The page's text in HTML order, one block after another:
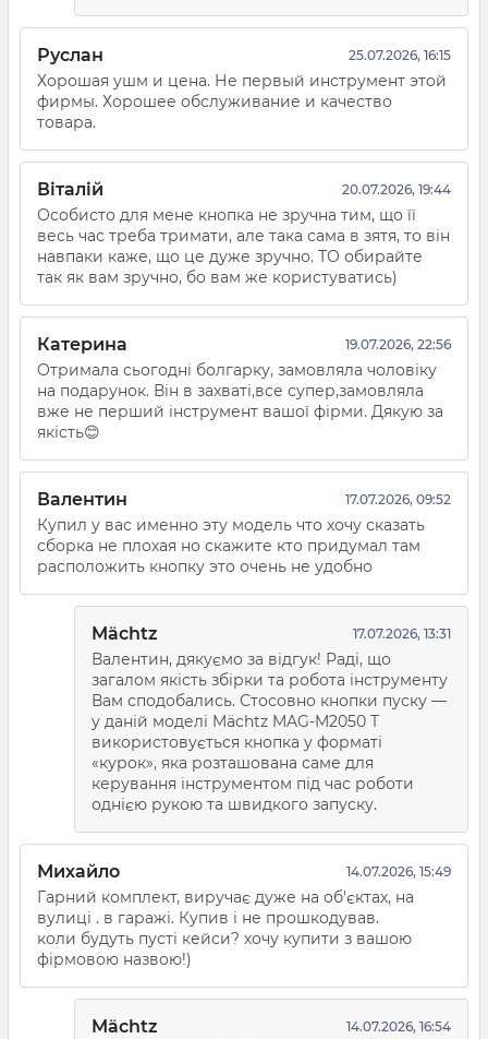
Руслан 25.07.2026, 16:15
Хорошая ушм и цена. Не первый инструмент этой
фирмы. Хорошее обслуживание и качество
товара.
Віталій 20.07.2026, 19:44
Особисто для мене кнопка не зручна тим, що її
весь час треба тримати, але така сама в зятя, то він
навпаки каже, що це дуже зручно. ТО обирайте
так як вам зручно, бо вам же користуватись)
Катерина 19.07.2026, 22:56
Отримала сьогодні болгарку, замовляла чоловіку
на подарунок. Він в захваті,все супер,замовляла
вже не перший інструмент вашої фірми. Дякую за
якість😊
Валентин 17.07.2026, 09:52
Купил у вас именно эту модель что хочу сказать
сборка не плохая но скажите кто придумал там
расположить кнопку это очень не удобно
Mächtz 17.07.2026, 13:31
Валентин, дякуємо за відгук! Раді, що
загалом якість збірки та робота інструменту
Вам сподобались. Стосовно кнопки пуску —
у даній моделі Mächtz MAG-M2050 T
використовується кнопка у форматі
«курок», яка розташована саме для
керування інструментом під час роботи
однією рукою та швидкого запуску.
Михайло 14.07.2026, 15:49
Гарний комплект, виручає дуже на об'єктах, на
вулиці . в гаражі. Купив і не прошкодував.
коли будуть пусті кейси? хочу купити з вашою
фірмовою назвою!)
Mächtz 14.07.2026, 16:54